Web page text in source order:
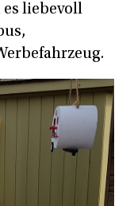
liebevoll